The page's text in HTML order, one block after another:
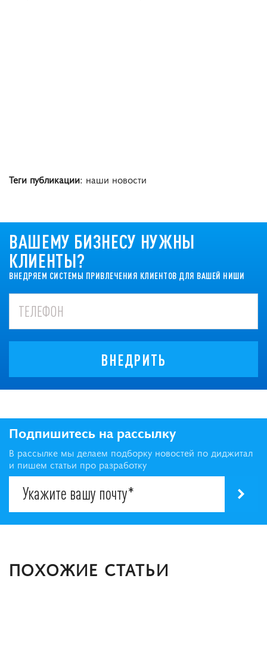
Теги публикации: наши новости
ВАШЕМУ БИЗНЕСУ НУЖНЫ
КЛИЕНТЫ?
ВНЕДРЯЕМ СИСТЕМЫ ПРИВЛЕЧЕНИЯ КЛИЕНТОВ ДЛЯ ВАШЕЙ НИШИ
ВНЕДРИТЬ
Подпишитесь на рассылку
В рассылке мы делаем подборку новостей по диджитал
и пишем статьи про разработку
ПОХОЖИЕ СТАТЬИ